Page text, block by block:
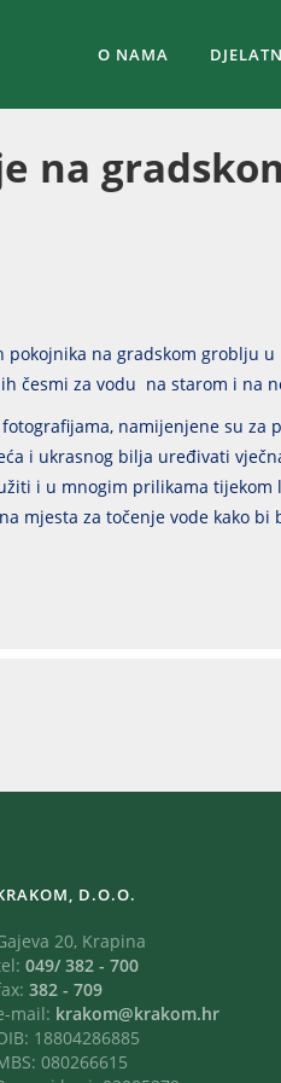
O NAMA
na
pokojnika na gradskom groblju
česmi za vodu na starom i na
namijenjene su za
i ukrasnog bilja uređivati
i u mnogim prilikama tijekom
mjesta za točenje vode kako
D.O.O.
20, Krapina
049/ 382 - 700
382 - 709
mail: krakom@krakom.hr
18804286885
080266615